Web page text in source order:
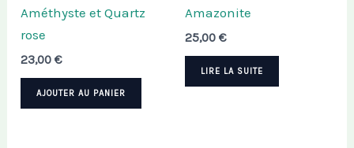
Améthyste et Quartz
rose
23,00€
AJOUTER AU PANIER
Amazonite
25,00 €
LIRE LA SUITE